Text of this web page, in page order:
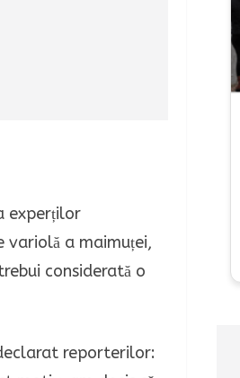
experților
variolă a maimuței,
considerată o
reporterilor: